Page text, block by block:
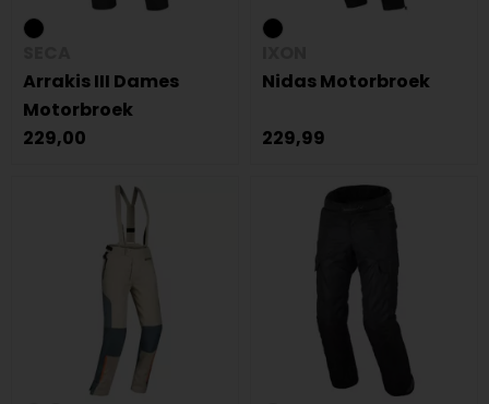
Arrakis III Dames
Motorbroek
229,00
Nidas Motorbroek
229,99